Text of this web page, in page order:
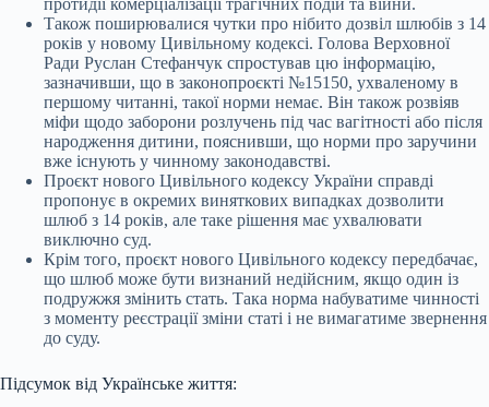
протидії комерціалізації трагічних подій та війни.
Також поширювалися чутки про нібито дозвіл шлюбів з 14
років у новому Цивільному кодексі. Голова Верховної
Ради Руслан Стефанчук спростував цю інформацію,
зазначивши, що в законопроєкті №15150, ухваленому в
першому читанні, такої норми немає. Він також розвіяв
міфи щодо заборони розлучень під час вагітності або після
народження дитини, пояснивши, що норми про заручини
вже існують у чинному законодавстві.
Проєкт нового Цивільного кодексу України справді
пропонує в окремих виняткових випадках дозволити
шлюб з 14 років, але таке рішення має ухвалювати
виключно суд.
Крім того, проєкт нового Цивільного кодексу передбачає,
що шлюб може бути визнаний недійсним, якщо один із
подружжя змінить стать. Така норма набуватиме чинності
з моменту реєстрації зміни статі і не вимагатиме звернення
до суду.
Підсумок від Українське життя: